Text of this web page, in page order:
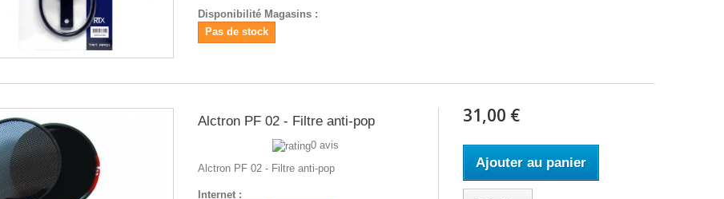
Disponibilité Magasins :
Pas de stock
Alctron PF 02 - Filtre anti-pop
0 avis
Alctron PF 02 - Filtre anti-pop
Internet :
31,00 €
Ajouter au panier